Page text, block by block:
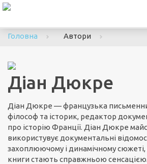
Головна
Автори
Діан Дюкре
Діан Дюкре — французька
філософ та історик, редактор
про історію Франції. Діан Дюкре
використувує документальні
захоплюючому і динамічному сюжеті,
книги стають справжньою сенсацією.